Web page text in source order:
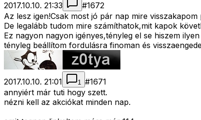
2017.10.10. 21:33
#1672
Az lesz igen!Csak most jó pár nap mire visszakapom
De legalább tudom mire számíthatok,mit kapok
Ez nagyon nagyon igényes,tényleg el se hiszem
tényleg beállítom fordulásra finoman és
2017.10.10. 21:01 1 #1671
annyiért már tuti hogy szett.
nézni kell az akciókat minden nap.